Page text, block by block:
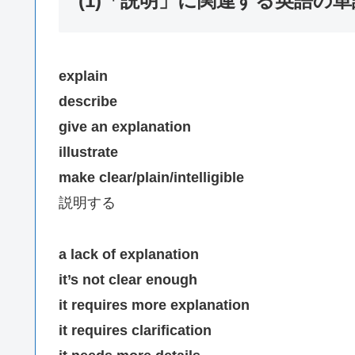
explain
describe
give an explanation
illustrate
make clear/plain/intelligible
説明する
a lack of explanation
it’s not clear enough
it requires more explanation
it requires clarification